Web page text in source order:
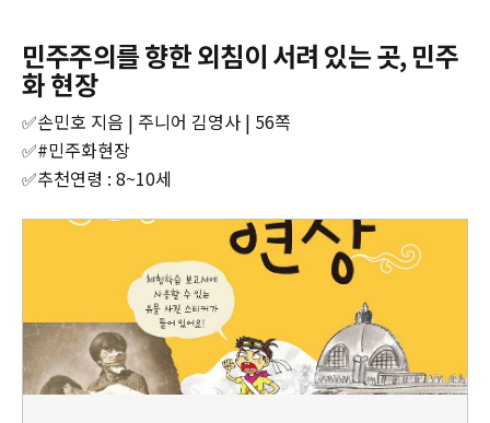
민주주의를 향한 외침이 서려 있는 곳, 민주
화 현장
✅손민호 지음 | 주니어 김영사 | 56쪽
✅#민주화현장
✅추천연령 : 8~10세